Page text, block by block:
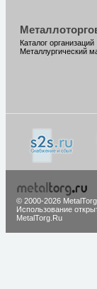
Каталог организаций
Металлургический
© 2000-2026
Использование
MetalTorg.Ru